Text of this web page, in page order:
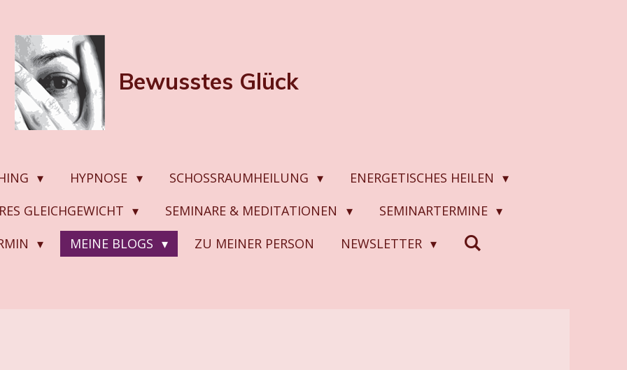
Bewusstes Glück
HYPNOSE SCHOSSRAUMHEILUNG
ENERGETISCHES HEILEN
GLEICHGEWICHT
SEMINARE & MEDITATIONEN
SEMINARTERMINE
MEINE BLOGS ZU MEINER PERSON NEWSLETTER